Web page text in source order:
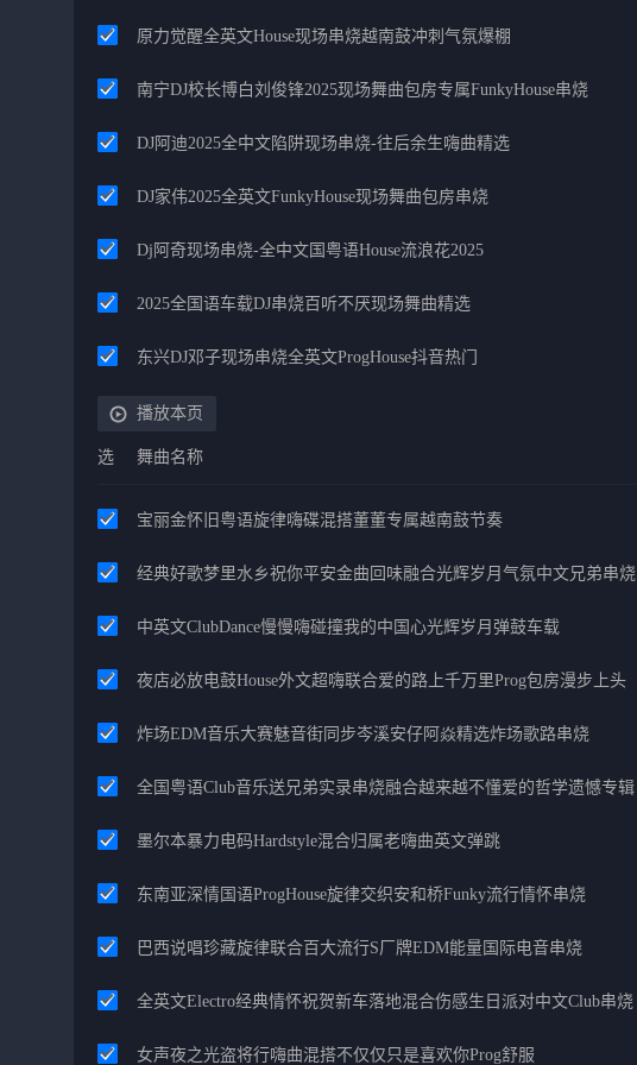
原力觉醒全英文House现场串烧越南鼓冲刺气氛爆棚
南宁DJ校长博白刘俊锋2025现场舞曲包房专属FunkyHouse串烧
DJ阿迪2025全中文陷阱现场串烧-往后余生嗨曲精选
DJ家伟2025全英文FunkyHouse现场舞曲包房串烧
Dj阿奇现场串烧-全中文国粤语House流浪花2025
2025全国语车载DJ串烧百听不厌现场舞曲精选
东兴DJ邓子现场串烧全英文ProgHouse抖音热门
播放本页
选 舞曲名称
宝丽金怀旧粤语旋律嗨碟混搭董董专属越南鼓节奏
经典好歌梦里水乡祝你平安金曲回味融合光辉岁月气氛中文兄弟串烧
中英文ClubDance慢慢嗨碰撞我的中国心光辉岁月弹鼓车载
夜店必放电鼓House外文超嗨联合爱的路上千万里Prog包房漫步上头
炸场EDM音乐大赛魅音街同步岑溪安仔阿焱精选炸场歌路串烧
全国粤语Club音乐送兄弟实录串烧融合越来越不懂爱的哲学遗憾专辑
墨尔本暴力电码Hardstyle混合归属老嗨曲英文弹跳
东南亚深情国语ProgHouse旋律交织安和桥Funky流行情怀串烧
巴西说唱珍藏旋律联合百大流行S厂牌EDM能量国际电音串烧
全英文Electro经典情怀祝贺新车落地混合伤感生日派对中文Club串烧
女声夜之光盗将行嗨曲混搭不仅仅只是喜欢你Prog舒服